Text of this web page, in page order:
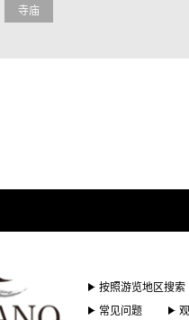
寺庙
按照游览地区搜索
常见问题